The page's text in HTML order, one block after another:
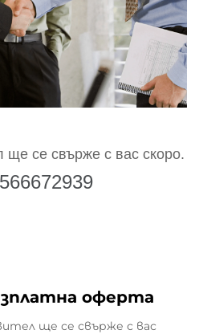
ще се свърже с вас скоро.
оферта
ще се свърже с вас